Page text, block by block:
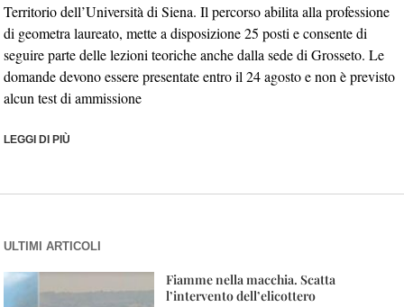
Territorio dell’Università di Siena. Il percorso abilita alla professione
di geometra laureato, mette a disposizione 25 posti e consente di
seguire parte delle lezioni teoriche anche dalla sede di Grosseto. Le
domande devono essere presentate entro il 24 agosto e non è previsto
alcun test di ammissione
LEGGI DI PIÙ
ULTIMI ARTICOLI
Fiamme nella macchia. Scatta
l’intervento dell’elicottero